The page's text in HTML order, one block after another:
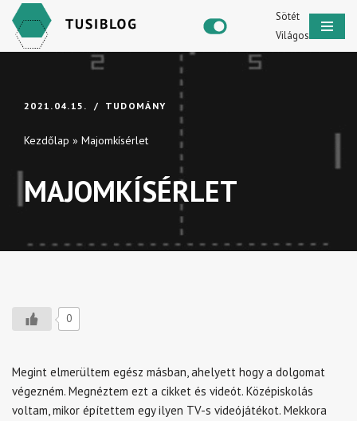
Skip
Sötét
Világos
2021.04.15. TUDOMÁNY
Kezdőlap » Majomkísérlet
MAJOMKÍSÉRLET
0
Megint elmerültem egész másban, ahelyett hogy a dolgomat
végezném. Megnéztem ezt a cikket és videót. Középiskolás
voltam, mikor építettem egy ilyen TV-s videójátékot. Mekkora